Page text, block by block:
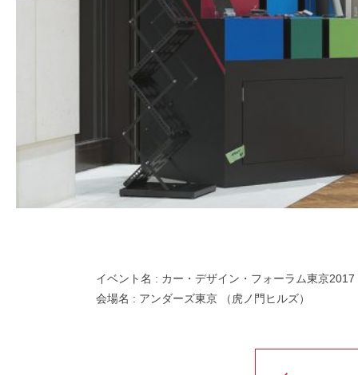
イベント名 : カー・デザイン・フォーラム東京2017
会場名 : アンダーズ東京 （虎ノ門ヒルズ）